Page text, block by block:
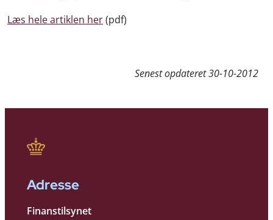
Læs hele artiklen her(pdf)
Senest opdateret30-10-2012
Adresse
Finanstilsynet